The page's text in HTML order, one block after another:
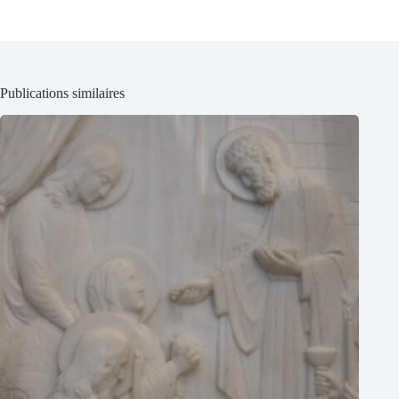
Publications similaires